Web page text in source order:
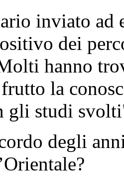
inviato ad
dei
hanno
la
gli studi
degli anni